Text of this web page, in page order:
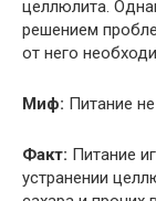
целлюлита.
решением
от него
Миф: Питание
Факт: Питание
устранении